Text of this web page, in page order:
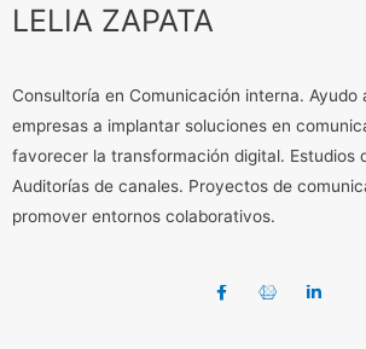
LELIA ZAPATA
Consultoría en Comunicación interna. Ayudo
empresas a implantar soluciones en
favorecer la transformación digital. Estudios
Auditorías de canales. Proyectos de
promover entornos colaborativos.